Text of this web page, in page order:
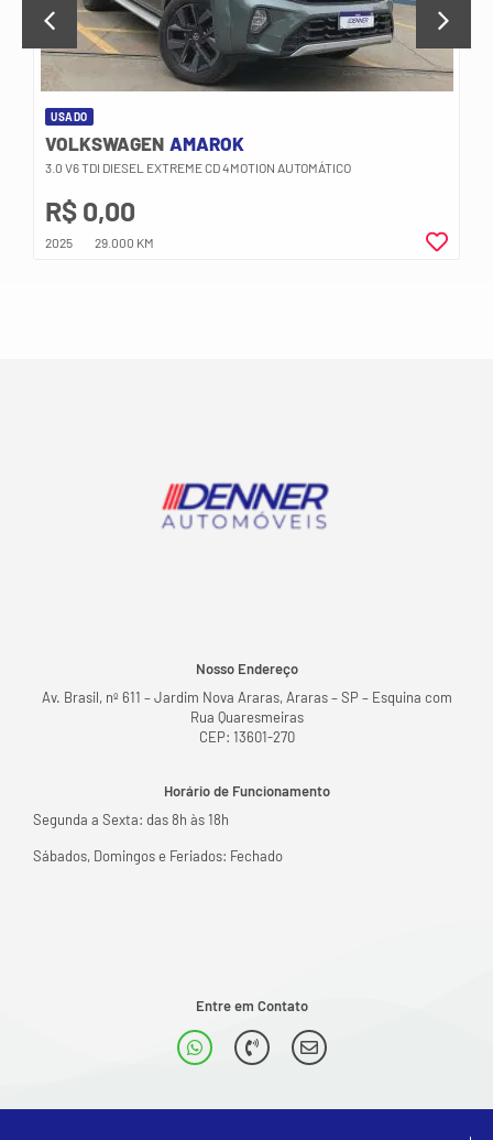
USADO
VOLKSWAGEN AMAROK
3.0 V6 TDI DIESEL EXTREME CD 4MOTION AUTOMÁTICO
R$ 0,00
2025 29.000 KM
Nosso Endereço
Av. Brasil, nº 611 – Jardim Nova Araras, Araras – SP – Esquina com
Rua Quaresmeiras
CEP: 13601-270
Horário de Funcionamento
Segunda a Sexta: das 8h às 18h
Sábados, Domingos e Feriados: Fechado
Entre em Contato